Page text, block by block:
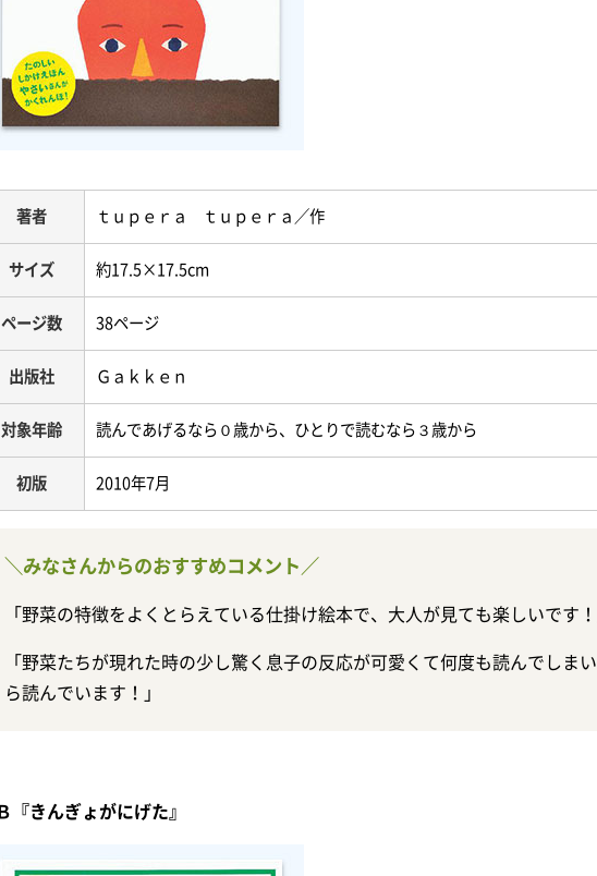
著者 ｔｕｐｅｒａ ｔｕｐｅｒａ／作
サイズ 約17.5×17.5cm
ページ数 38ページ
出版社 Ｇａｋｋｅｎ
対象年齢 読んであげるなら０歳から、ひとりで読むなら３歳から
初版 2010年7月
＼みなさんからのおすすめコメント／
「野菜の特徴をよくとらえている仕掛け絵本で、大人が見ても楽しいです！
「野菜たちが現れた時の少し驚く息子の反応が可愛くて何度も読んでしま
ら読んでいます！」
『きんぎょがにげた』